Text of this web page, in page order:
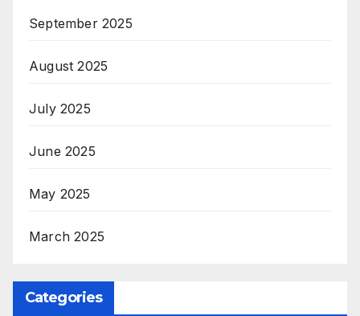
September 2025
August 2025
July 2025
June 2025
May 2025
March 2025
Categories